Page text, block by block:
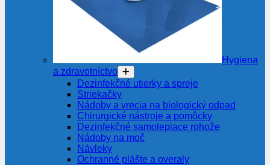
Hygiena
a zdravotníctvo
Dezinfekčné utierky a spreje
Striekačky
Nádoby a vrecia na biologický odpad
Chirurgické nástroje a pomôcky
Dezinfekčné samolepiace rohože
Nádoby na moč
Návleky
Ochranné plášte a overaly